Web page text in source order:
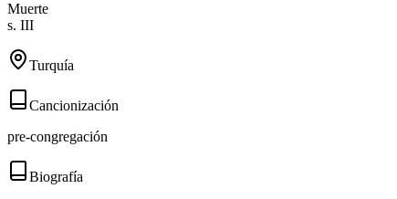
Muerte
s. III
Turquía
Cancionización
pre-congregación
Biografía